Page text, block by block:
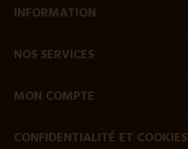
INFORMATION
NOS SERVICES
MON COMPTE
CONFIDENTIALITÉ ET COOKIES